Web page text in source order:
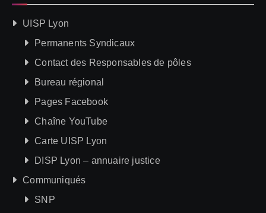
UISP Lyon
Permanents Syndicaux
Contact des Responsables de pôles
Bureau régional
Pages Facebook
Chaîne YouTube
Carte UISP Lyon
DISP Lyon – annuaire justice
Communiqués
SNP